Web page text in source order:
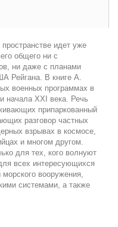
идет уже
общего ни с
ни даже с планами
Рейгана. В книге А.
военных программах в
начала ХХI века. Речь
припаркованный
разговор частных
взрывах в космосе,
и многом другом.
для тех, кого волнуют
всех интересующихся
вооружения,
системами, а также